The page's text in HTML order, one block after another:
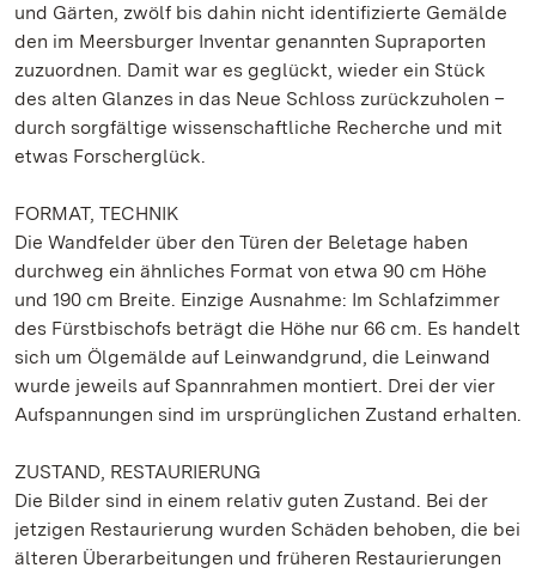
und Gärten, zwölf bis dahin nicht identifizierte Gemälde
den im Meersburger Inventar genannten Supraporten
zuzuordnen. Damit war es geglückt, wieder ein Stück
des alten Glanzes in das Neue Schloss zurückzuholen –
durch sorgfältige wissenschaftliche Recherche und mit
etwas Forscherglück.
FORMAT, TECHNIK
Die Wandfelder über den Türen der Beletage haben
durchweg ein ähnliches Format von etwa 90 cm Höhe
und 190 cm Breite. Einzige Ausnahme: Im Schlafzimmer
des Fürstbischofs beträgt die Höhe nur 66 cm. Es handelt
sich um Ölgemälde auf Leinwandgrund, die Leinwand
wurde jeweils auf Spannrahmen montiert. Drei der vier
Aufspannungen sind im ursprünglichen Zustand erhalten.
ZUSTAND, RESTAURIERUNG
Die Bilder sind in einem relativ guten Zustand. Bei der
jetzigen Restaurierung wurden Schäden behoben, die bei
älteren Überarbeitungen und früheren Restaurierungen